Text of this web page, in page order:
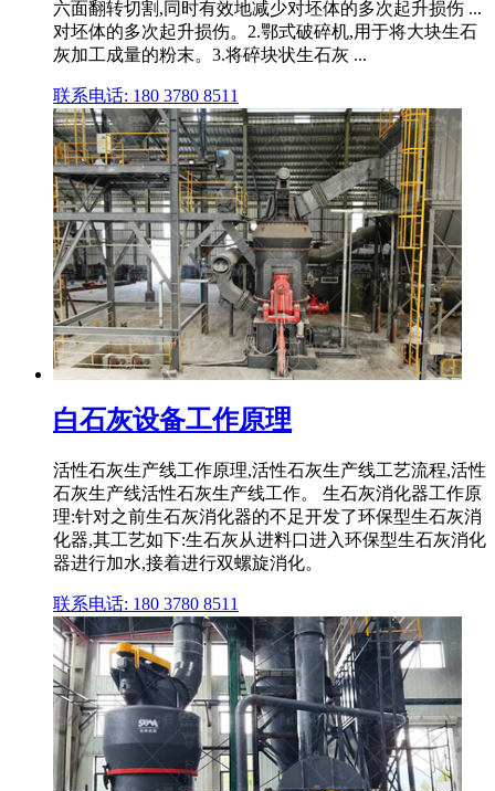
六面翻转切割,同时有效地减少对坯体的多次起升损伤 ...
对坯体的多次起升损伤。2.鄂式破碎机,用于将大块生石
灰加工成量的粉末。3.将碎块状生石灰 ...
联系电话: 180 3780 8511
白石灰设备工作原理
活性石灰生产线工作原理,活性石灰生产线工艺流程,活性
石灰生产线活性石灰生产线工作。 生石灰消化器工作原
理:针对之前生石灰消化器的不足开发了环保型生石灰消
化器,其工艺如下:生石灰从进料口进入环保型生石灰消化
器进行加水,接着进行双螺旋消化。
联系电话: 180 3780 8511